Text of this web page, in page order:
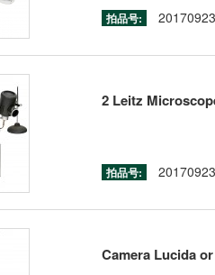
拍品号:
2 Leitz
拍品号:
Camera Lucida